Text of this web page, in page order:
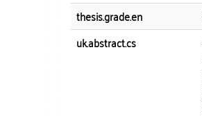
thesis.grade.en
uk.abstract.cs